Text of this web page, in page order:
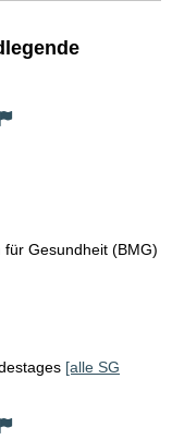
für Gesundheit (BMG)
[alle SG